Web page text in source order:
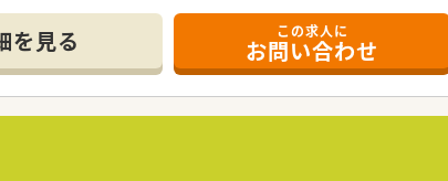
置しており、通勤の際にはマイカーを利用して通う
インに応需しており、1日あたり約150枚の処方箋に
午前中のみの営業となっており、メリハリをつけて働
を見る この求人に
お問い合わせ